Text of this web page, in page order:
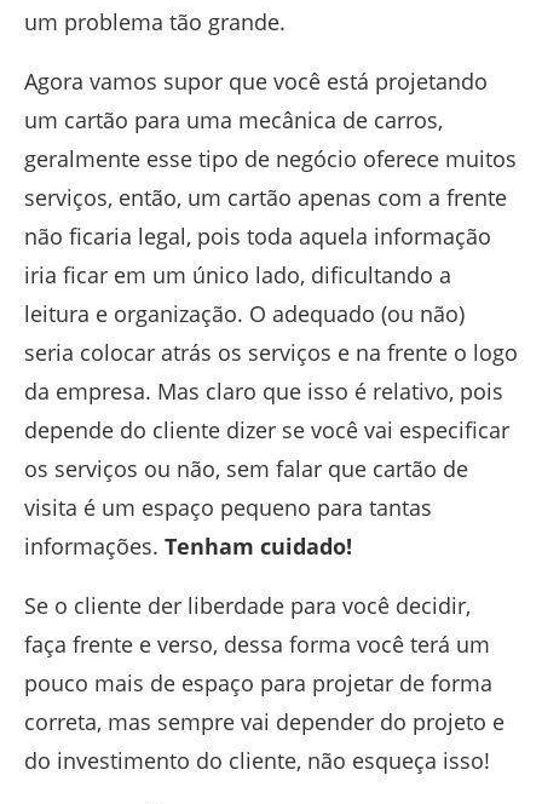
um problema tão grande.
Agora vamos supor que você está projetando
um cartão para uma mecânica de carros,
geralmente esse tipo de negócio oferece muitos
serviços, então, um cartão apenas com a frente
não ficaria legal, pois toda aquela informação
iria ficar em um único lado, dificultando a
leitura e organização. O adequado (ou não)
seria colocar atrás os serviços e na frente o logo
da empresa. Mas claro que isso é relativo, pois
depende do cliente dizer se você vai especificar
os serviços ou não, sem falar que cartão de
visita é um espaço pequeno para tantas
informações. Tenham cuidado!
Se o cliente der liberdade para você decidir,
faça frente e verso, dessa forma você terá um
pouco mais de espaço para projetar de forma
correta, mas sempre vai depender do projeto e
do investimento do cliente, não esqueça isso!